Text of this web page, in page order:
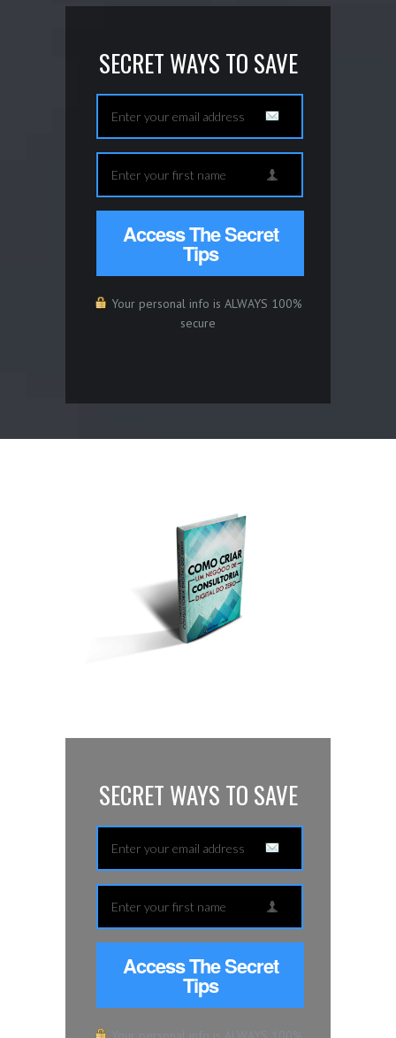
SECRET WAYS TO SAVE
Access The Secret
Tips
Your personal info is ALWAYS 100%
secure
SECRET WAYS TO SAVE
Access The Secret
Tips